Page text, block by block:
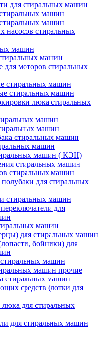
для стиральных машин
машин
машин
насосов стиральных
машин
машин
для моторов стиральных
стиральных машин
стиральных машин
люка стиральных
машин
машин
стиральных машин
машин
машин ( КЭН)
стиральных машин
стиральных машин
для стиральных
стиральных машин
для
машин
для стиральных машин
бойники) для
стиральных машин
машин прочие
стиральных машин
средств (лотки для
для стиральных
для стиральных машин